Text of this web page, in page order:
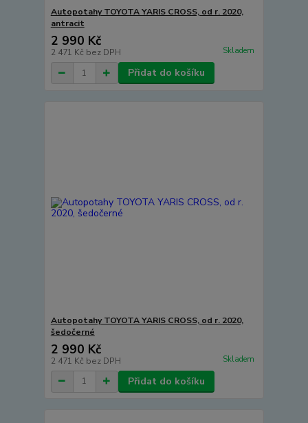
Autopotahy TOYOTA YARIS CROSS, od r. 2020,
antracit
2 990 Kč
2 471 Kč bez DPH Skladem
Přidat do košíku
Autopotahy TOYOTA YARIS CROSS, od r. 2020,
šedočerné
2 990 Kč
2 471 Kč bez DPH Skladem
Přidat do košíku